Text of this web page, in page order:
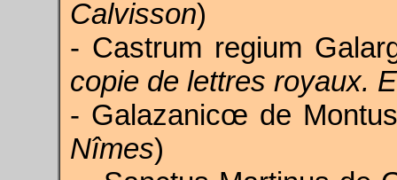
Calvisson)
- Castrum regium
copie de lettres royaux.
- Galazanicœ de
Nîmes)